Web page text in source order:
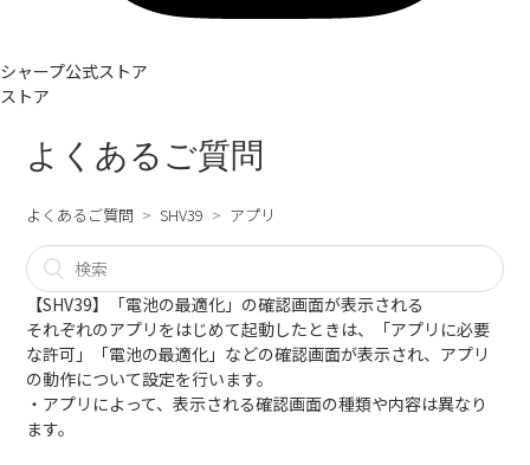
シャープ公式ストア
ストア
よくあるご質問
よくあるご質問 SHV39 アプリ
【SHV39】「電池の最適化」の確認画面が表示される
それぞれのアプリをはじめて起動したときは、「アプリに必要
な許可」「電池の最適化」などの確認画面が表示され、アプリ
の動作について設定を行います。
・アプリによって、表示される確認画面の種類や内容は異なり
ます。